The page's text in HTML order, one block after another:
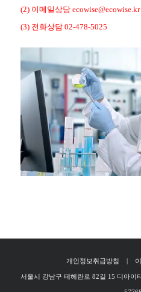
(2) 이메일상담 ecowise@ecowise.kr
(3) 전화상담 02-478-5025
개인정보취급방침
서울시 강남구 테헤란로 82길 15 디아이